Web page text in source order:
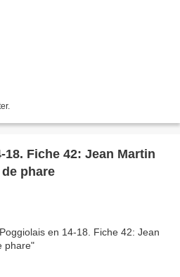
Fiche 42: Jean Martin
phare